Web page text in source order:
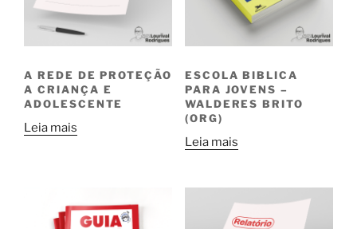
A REDE DE PROTEÇÃO
A CRIANÇA E
ADOLESCENTE
Leia mais
ESCOLA BIBLICA
PARA JOVENS –
WALDERES BRITO
(ORG)
Leia mais